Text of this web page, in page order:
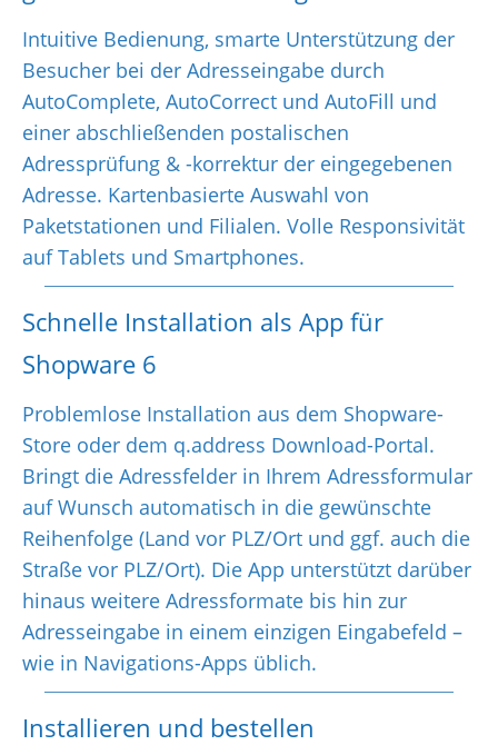
Intuitive Bedienung, smarte Unterstützung der
Besucher bei der Adresseingabe durch
AutoComplete, AutoCorrect und AutoFill und
einer abschließenden postalischen
Adressprüfung & -korrektur der eingegebenen
Adresse. Kartenbasierte Auswahl von
Paketstationen und Filialen. Volle Responsivität
auf Tablets und Smartphones.
Schnelle Installation als App für
Shopware 6
Problemlose Installation aus dem Shopware-
Store oder dem q.address Download-Portal.
Bringt die Adressfelder in Ihrem Adressformular
auf Wunsch automatisch in die gewünschte
Reihenfolge (Land vor PLZ/Ort und ggf. auch die
Straße vor PLZ/Ort). Die App unterstützt darüber
hinaus weitere Adressformate bis hin zur
Adresseingabe in einem einzigen Eingabefeld –
wie in Navigations-Apps üblich.
Installieren und bestellen